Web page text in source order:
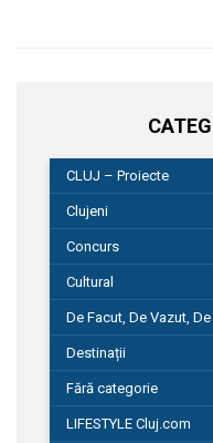
CLUJ – Proiecte
Clujeni
Concurs
Cultural
De Facut, De Vazut,
Destinații
Fără categorie
LIFESTYLE Cluj.com